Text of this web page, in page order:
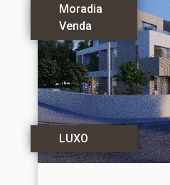
Moradia
Venda
LUXO